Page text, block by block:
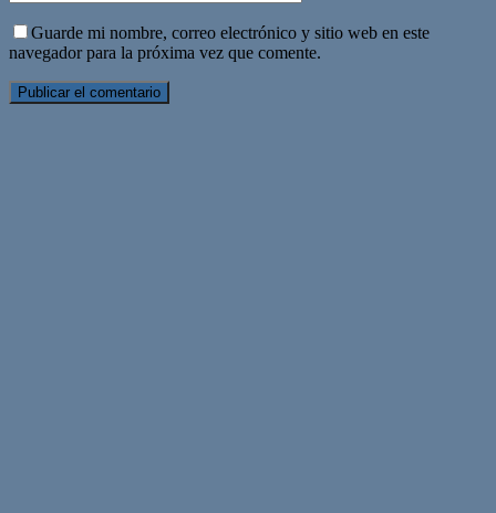
Guarde mi nombre, correo electrónico y sitio web en este
navegador para la próxima vez que comente.